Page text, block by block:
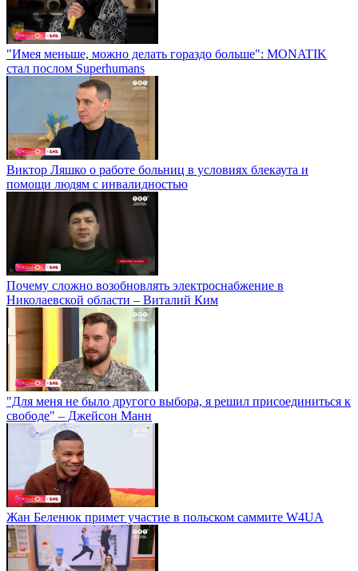
"Имея меньше, можно делать гораздо больше": MONATIK
стал послом Superhumans
Виктор Ляшко о работе больниц в условиях блекаута и
помощи людям с инвалидностью
Почему сложно возобновлять электроснабжение в
Николаевской области – Виталий Ким
"Для меня не было другого выбора, я решил присоединиться к
свободе" – Джейсон Манн
Жан Беленюк примет участие в польском саммите W4UA